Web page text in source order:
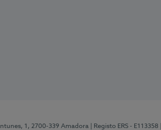
1, 2700-339 Amadora | Registo ERS - E113358